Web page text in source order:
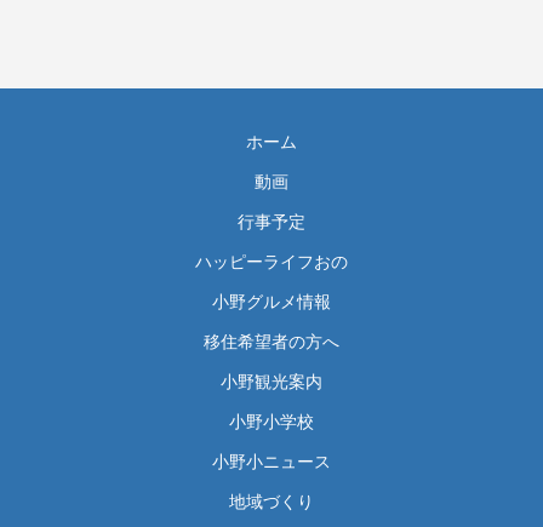
ホーム
動画
行事予定
ハッピーライフおの
小野グルメ情報
移住希望者の方へ
小野観光案内
小野小学校
小野小ニュース
地域づくり